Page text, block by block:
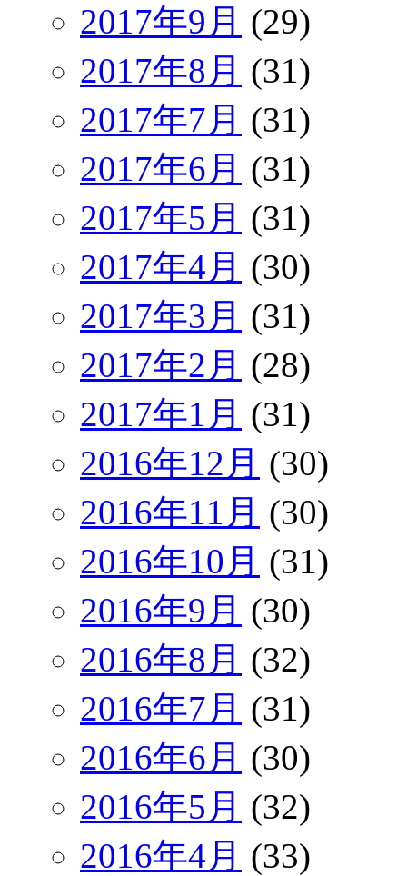
2017年9月 (29)
2017年8月 (31)
2017年7月 (31)
2017年6月 (31)
2017年5月 (31)
2017年4月 (30)
2017年3月 (31)
2017年2月 (28)
2017年1月 (31)
2016年12月 (30)
2016年11月 (30)
2016年10月 (31)
2016年9月 (30)
2016年8月 (32)
2016年7月 (31)
2016年6月 (30)
2016年5月 (32)
2016年4月 (33)